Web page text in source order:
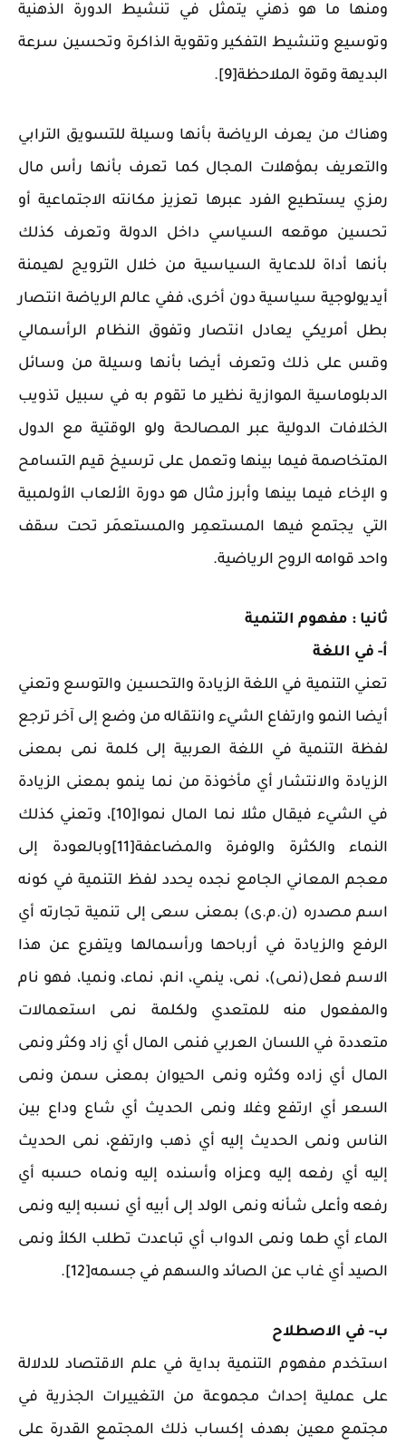
ومنها ما هو ذهني يتمثل في تنشيط الدورة الذهنية
وتوسيع وتنشيط التفكير وتقوية الذاكرة وتحسين سرعة
البديهة وقوة الملاحظة[9].
وهناك من يعرف الرياضة بأنها وسيلة للتسويق الترابي
والتعريف بمؤهلات المجال كما تعرف بأنها رأس مال
رمزي يستطيع الفرد عبرها تعزيز مكانته الاجتماعية أو
تحسين موقعه السياسي داخل الدولة وتعرف كذلك
بأنها أداة للدعاية السياسية من خلال الترويج لهيمنة
أيديولوجية سياسية دون أخرى، ففي عالم الرياضة انتصار
بطل أمريكي يعادل انتصار وتفوق النظام الرأسمالي
وقس على ذلك وتعرف أيضا بأنها وسيلة من وسائل
الدبلوماسية الموازية نظير ما تقوم به في سبيل تذويب
الخلافات الدولية عبر المصالحة ولو الوقتية مع الدول
المتخاصمة فيما بينها وتعمل على ترسيخ قيم التسامح
و الإخاء فيما بينها وأبرز مثال هو دورة الألعاب الأولمبية
التي يجتمع فيها المستعمِر والمستعمَر تحت سقف
واحد قوامه الروح الرياضية.
ثانيا : مفهوم التنمية
أ‌- في اللغة
تعني التنمية في اللغة الزيادة والتحسين والتوسع وتعني
أيضا النمو وارتفاع الشيء وانتقاله من وضع إلى آخر ترجع
لفظة التنمية في اللغة العربية إلى كلمة نمى بمعنى
الزيادة والانتشار أي مأخوذة من نما ينمو بمعنى الزيادة
في الشيء فيقال مثلا نما المال نموا[10]، وتعني كذلك
النماء والكثرة والوفرة والمضاعفة[11]وبالعودة إلى
معجم المعاني الجامع نجده يحدد لفظ التنمية في كونه
اسم مصدره (ن.م.ى) بمعنى سعى إلى تنمية تجارته أي
الرفع والزيادة في أرباحها ورأسمالها ويتفرع عن هذا
الاسم فعل(نمى)، نمى، ينمي، انم، نماء، ونميا، فهو نام
والمفعول منه للمتعدي ولكلمة نمى استعمالات
متعددة في اللسان العربي فنمى المال أي زاد وكثر ونمى
المال أي زاده وكثره ونمى الحيوان بمعنى سمن ونمى
السعر أي ارتفع وغلا ونمى الحديث أي شاع وداع بين
الناس ونمى الحديث إليه أي ذهب وارتفع، نمى الحديث
إليه أي رفعه إليه وعزاه وأسنده إليه ونماه حسبه أي
رفعه وأعلى شأنه ونمى الولد إلى أبيه أي نسبه إليه ونمى
الماء أي طما ونمى الدواب أي تباعدت تطلب الكلأ ونمى
الصيد أي غاب عن الصائد والسهم في جسمه[12].
ب‌- في الاصطلاح
استخدم مفهوم التنمية بداية في علم الاقتصاد للدلالة
على عملية إحداث مجموعة من التغييرات الجذرية في
مجتمع معين بهدف إكساب ذلك المجتمع القدرة على